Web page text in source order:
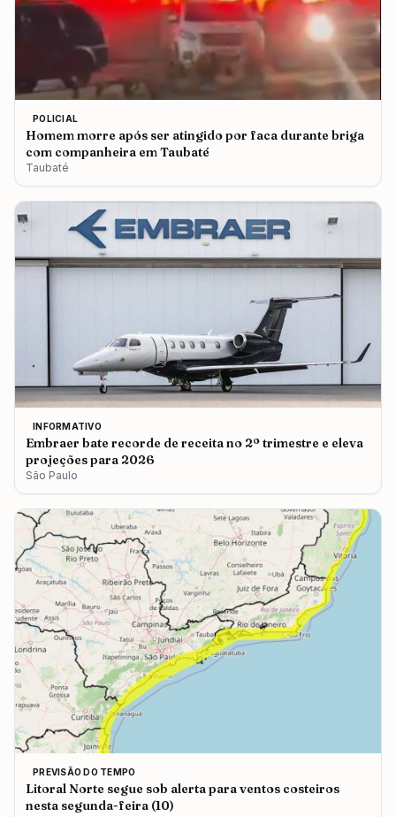
POLICIAL
Homem morre após ser atingido por faca durante briga
com companheira em Taubaté
Taubaté
INFORMATIVO
Embraer bate recorde de receita no 2º trimestre e eleva
projeções para 2026
São Paulo
PREVISÃO DO TEMPO
Litoral Norte segue sob alerta para ventos costeiros
nesta segunda-feira (10)